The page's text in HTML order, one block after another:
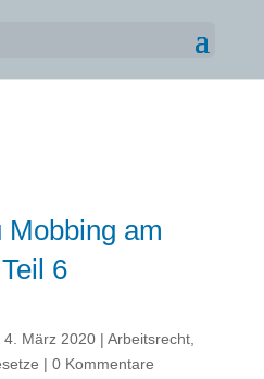
am
6
4. März 2020| Arbeitsrecht,
| 0 Kommentare